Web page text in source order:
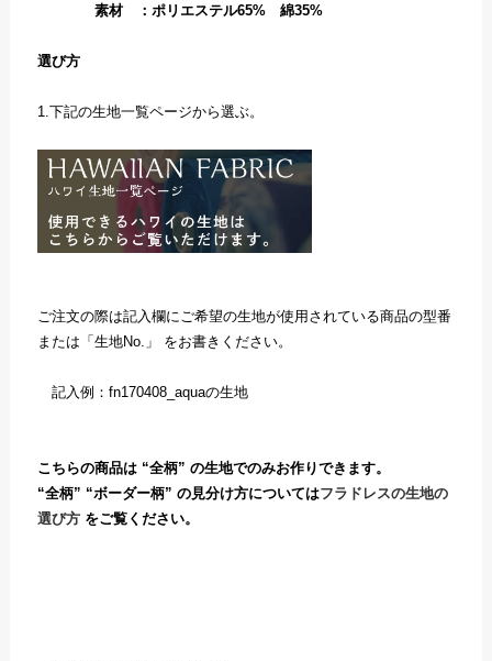
素材 ：ポリエステル65% 綿35%
選び方
1.下記の生地一覧ページから選ぶ。
ご注文の際は記入欄にご希望の生地が使用されている商品の型番
または「生地No.」 をお書きください。
記入例：fn170408_aquaの生地
こちらの商品は “全柄” の生地でのみお作りできます。
“全柄” “ボーダー柄” の見分け方についてはフラドレスの生地の
選び方をご覧ください。